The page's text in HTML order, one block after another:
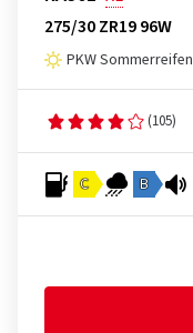
275/30 ZR19 96W
PKW Sommerreifen
(105)
C B